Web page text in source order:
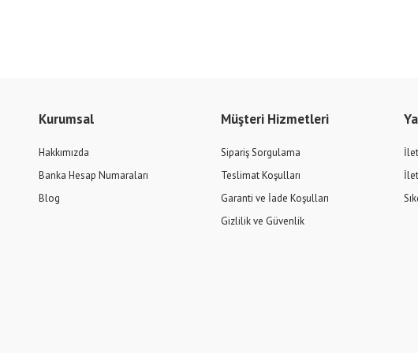
Kurumsal
Hakkımızda
Banka Hesap Numaraları
Blog
Müşteri Hizmetleri
Sipariş Sorgulama
Teslimat Koşulları
Garanti ve İade Koşulları
Gizlilik ve Güvenlik